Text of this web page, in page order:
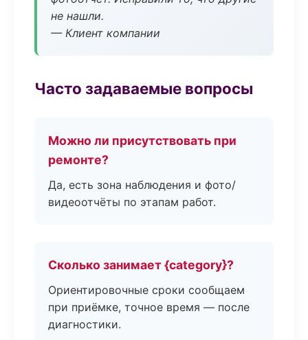
не нашли.
— Клиент компании
Часто задаваемые вопросы
Можно ли присутствовать при
ремонте?
Да, есть зона наблюдения и фото/
видеоотчёты по этапам работ.
Сколько занимает {category}?
Ориентировочные сроки сообщаем
при приёмке, точное время — после
диагностики.